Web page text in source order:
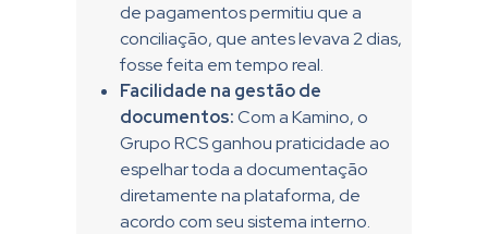
de pagamentos permitiu que a
conciliação, que antes levava 2 dias,
fosse feita em tempo real.
Facilidade na gestão de
documentos:Com a Kamino, o
Grupo RCS ganhou praticidade ao
espelhar toda a documentação
diretamente na plataforma, de
acordo com seu sistema interno.